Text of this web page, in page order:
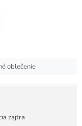
oblečenie
zajtra